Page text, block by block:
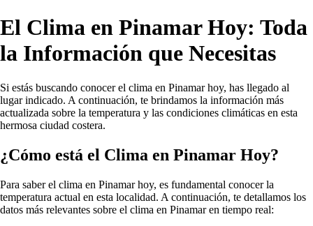
El Clima en Pinamar Hoy: Toda
la Información que Necesitas
Si estás buscando conocer el clima en Pinamar hoy, has llegado al
lugar indicado. A continuación, te brindamos la información más
actualizada sobre la temperatura y las condiciones climáticas en esta
hermosa ciudad costera.
¿Cómo está el Clima en Pinamar Hoy?
Para saber el clima en Pinamar hoy, es fundamental conocer la
temperatura actual en esta localidad. A continuación, te detallamos los
datos más relevantes sobre el clima en Pinamar en tiempo real: